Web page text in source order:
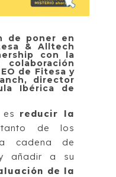
de poner en
& Alltech
con la
de Fitesa y
director
Ibérica de
reducir la
de los
cadena de
añadir a su
de la